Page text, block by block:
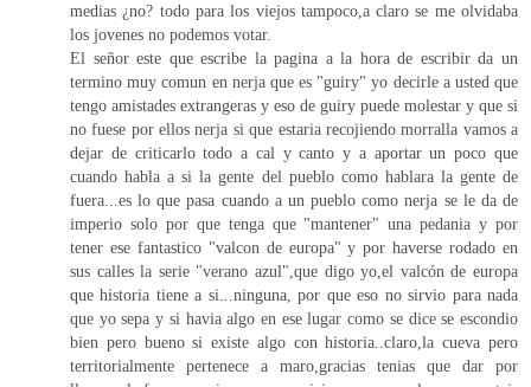
medias ¿no? todo para los viejos tampoco,a claro se me olvidaba
los jovenes no podemos votar.
El señor este que escribe la pagina a la hora de escribir da un
termino muy comun en nerja que es "guiry" yo decirle a usted que
tengo amistades extrangeras y eso de guiry puede molestar y que si
no fuese por ellos nerja si que estaria recojiendo morralla vamos a
dejar de criticarlo todo a cal y canto y a aportar un poco que
cuando habla a si la gente del pueblo como hablara la gente de
fuera...es lo que pasa cuando a un pueblo como nerja se le da de
imperio solo por que tenga que "mantener" una pedania y por
tener ese fantastico "valcon de europa" y por haverse rodado en
sus calles la serie "verano azul",que digo yo,el valcón de europa
que historia tiene a si...ninguna, por que eso no sirvio para nada
que yo sepa y si havia algo en ese lugar como se dice se escondio
bien pero bueno si existe algo con historia..claro,la cueva pero
territorialmente pertenece a maro,gracias tenias que dar por